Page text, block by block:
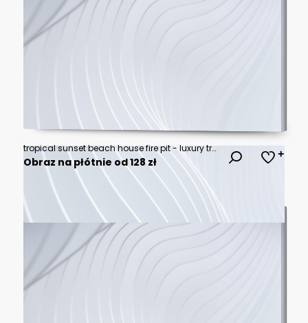
tropical sunset beach house fire pit - luxury travel
Obraz na płótnie od 128 zł